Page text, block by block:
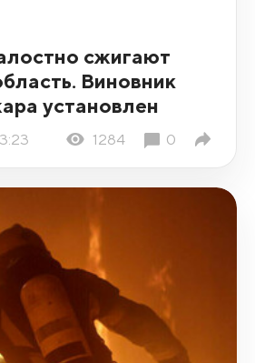
сжигают
Виновник
установлен
1284 0